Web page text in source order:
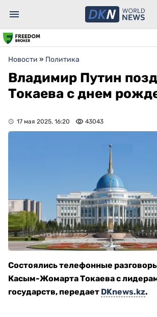
Новости » Политика
Владимир Путин
Токаева с днем
17 мая 2025, 16:20 43043
Состоялись телефонные
Касым-Жомарта Токаева с
государств, передает DKnews.kz.